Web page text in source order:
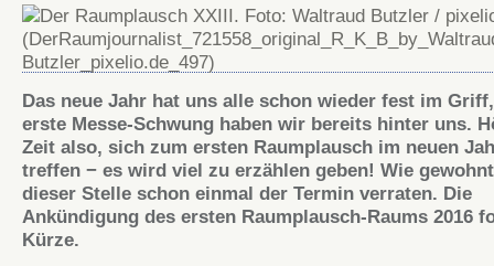
Das neue Jahr hat uns alle schon wieder fest im
erste Messe-Schwung haben wir bereits hinter uns.
Zeit also, sich zum ersten Raumplausch im neuen
treffen − es wird viel zu erzählen geben! Wie
dieser Stelle schon einmal der Termin verraten. Die
Ankündigung des ersten Raumplausch-Raums 2016
Kürze.